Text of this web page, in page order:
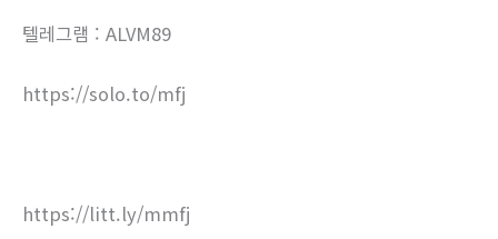
텔레그램 : ALVM89
https://solo.to/mfj
https://litt.ly/mmfj